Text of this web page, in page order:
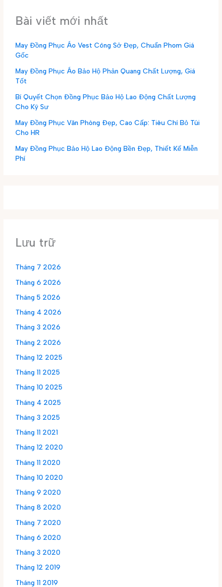
Bài viết mới nhất
May Đồng Phục Áo Vest Công Sở Đẹp, Chuẩn Phom Giá
Gốc
May Đồng Phục Áo Bảo Hộ Phản Quang Chất Lượng, Giá
Tốt
Bí Quyết Chọn Đồng Phục Bảo Hộ Lao Động Chất Lượng
Cho Kỹ Sư
May Đồng Phục Văn Phòng Đẹp, Cao Cấp: Tiêu Chí Bỏ Túi
Cho HR
May Đồng Phục Bảo Hộ Lao Động Bền Đẹp, Thiết Kế Miễn
Phí
Lưu trữ
Tháng 7 2026
Tháng 6 2026
Tháng 5 2026
Tháng 4 2026
Tháng 3 2026
Tháng 2 2026
Tháng 12 2025
Tháng 11 2025
Tháng 10 2025
Tháng 4 2025
Tháng 3 2025
Tháng 11 2021
Tháng 12 2020
Tháng 11 2020
Tháng 10 2020
Tháng 9 2020
Tháng 8 2020
Tháng 7 2020
Tháng 6 2020
Tháng 3 2020
Tháng 12 2019
Tháng 11 2019